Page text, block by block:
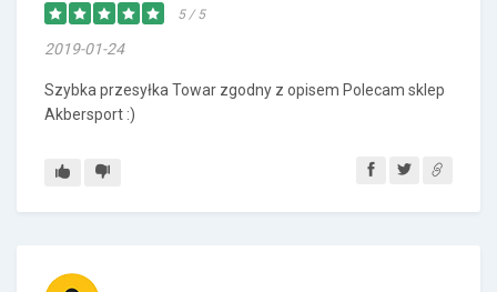
5 / 5
2019-01-24
Szybka przesyłka Towar zgodny z opisem Polecam sklep
Akbersport :)